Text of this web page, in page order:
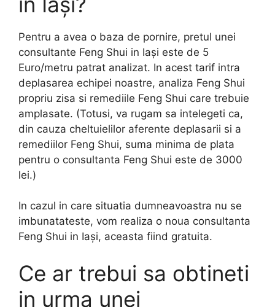
Pentru a avea o baza de pornire, pretul unei
consultante Feng Shui in Iași este de 5
Euro/metru patrat analizat. In acest tarif intra
deplasarea echipei noastre, analiza Feng Shui
propriu zisa si remediile Feng Shui care trebuie
amplasate. (Totusi, va rugam sa intelegeti ca,
din cauza cheltuielilor aferente deplasarii si a
remediilor Feng Shui, suma minima de plata
pentru o consultanta Feng Shui este de 3000
lei.)
In cazul in care situatia dumneavoastra nu se
imbunatateste, vom realiza o noua consultanta
Feng Shui in Iași, aceasta fiind gratuita.
Ce ar trebui sa obtineti
in urma unei